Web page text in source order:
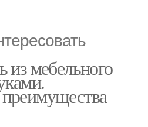
из мебельного